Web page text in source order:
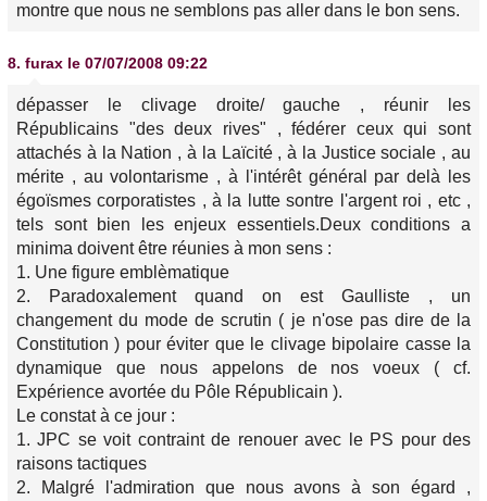
montre que nous ne semblons pas aller dans le bon sens.
8. furax le 07/07/2008 09:22
dépasser le clivage droite/ gauche , réunir les
Républicains "des deux rives" , fédérer ceux qui sont
attachés à la Nation , à la Laïcité , à la Justice sociale , au
mérite , au volontarisme , à l'intérêt général par delà les
égoïsmes corporatistes , à la lutte sontre l'argent roi , etc ,
tels sont bien les enjeux essentiels.Deux conditions a
minima doivent être réunies à mon sens :
1. Une figure emblèmatique
2. Paradoxalement quand on est Gaulliste , un
changement du mode de scrutin ( je n'ose pas dire de la
Constitution ) pour éviter que le clivage bipolaire casse la
dynamique que nous appelons de nos voeux ( cf.
Expérience avortée du Pôle Républicain ).
Le constat à ce jour :
1. JPC se voit contraint de renouer avec le PS pour des
raisons tactiques
2. Malgré l'admiration que nous avons à son égard ,